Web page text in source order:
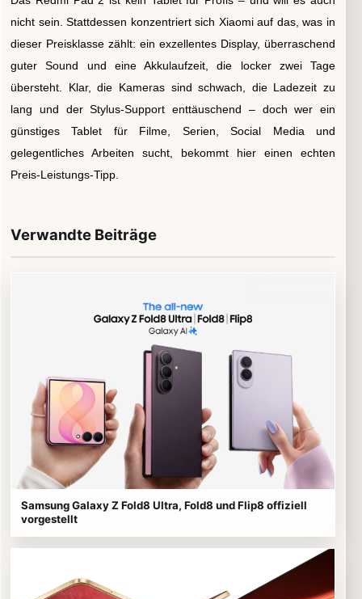
nicht sein. Stattdessen konzentriert sich Xiaomi auf das, was in
dieser Preisklasse zählt: ein exzellentes Display, überraschend
guter Sound und eine Akkulaufzeit, die locker zwei Tage
übersteht. Klar, die Kameras sind schwach, die Ladezeit zu
lang und der Stylus-Support enttäuschend – doch wer ein
günstiges Tablet für Filme, Serien, Social Media und
gelegentliches Arbeiten sucht, bekommt hier einen echten
Preis-Leistungs-Tipp.
Verwandte Beiträge
Samsung Galaxy Z Fold8 Ultra, Fold8 und Flip8 offiziell
vorgestellt